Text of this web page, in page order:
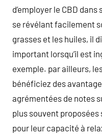
d’employer le CBD
se révélant facilement
grasses et les huiles, il
important lorsqu’il est
exemple. par ailleurs,
bénéficiez des
agrémentées de notes
plus souvent
pour leur capacité à